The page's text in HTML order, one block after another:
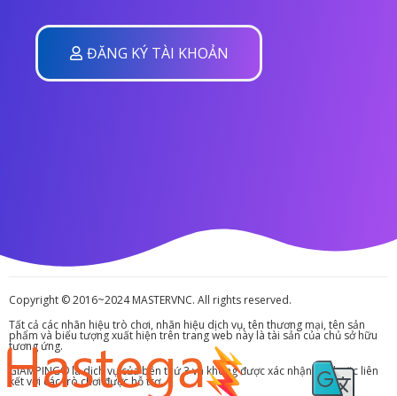
ĐĂNG KÝ TÀI KHOẢN
Copyright © 2016~2024 MASTERVNC. All rights reserved.
Tất cả các nhãn hiệu trò chơi, nhãn hiệu dịch vụ, tên thương mại, tên sản
phẩm và biểu tượng xuất hiện trên trang web này là tài sản của chủ sở hữu
tương ứng.
GIAMPING® là dịch vụ của bên thứ 3 và không được xác nhận bởi hoặc liên
kết với các trò chơi được hỗ trợ.